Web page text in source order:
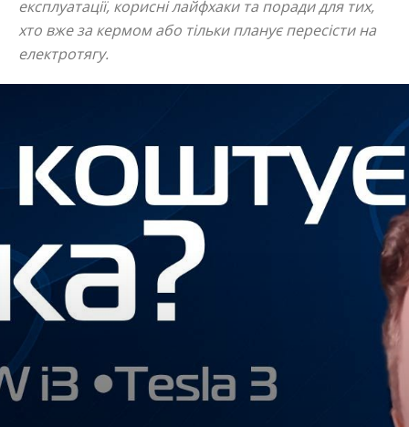
експлуатації, корисні лайфхаки та поради для тих,
хто вже за кермом або тільки планує пересісти на
електротягу.